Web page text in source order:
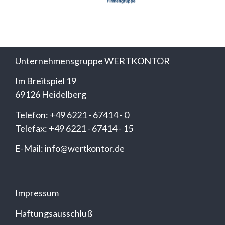
Unternehmensgruppe WERTKONTOR
Im Breitspiel 19
69126 Heidelberg
Telefon: +49 6221 - 67414 - 0
Telefax: +49 6221 - 67414 - 15
E-Mail: info@wertkontor.de
Impressum
Haftungsausschluß